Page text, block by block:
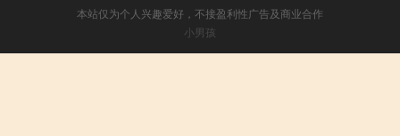
本站仅为个人兴趣爱好，不接盈利性广告及商业合作
小男孩